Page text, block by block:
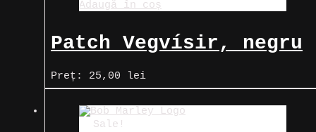
Adaugă în coș
Patch Vegvísir, negru
cu roșu
Preț: 25,00 lei
Sale!